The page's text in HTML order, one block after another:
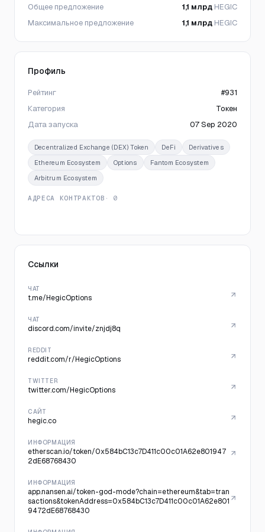
Общее предложение
1,1 млрд HEGIC
Максимальное предложение
1,1 млрд HEGIC
Профиль
Рейтинг
#931
Категория
Токен
Дата запуска
07 Sep 2020
Decentralized Exchange (DEX) Token DeFi
Derivatives
Ethereum Ecosystem
Options
Fantom Ecosystem
Arbitrum Ecosystem
АДРЕСА КОНТРАКТОВ · 0
Ссылки
ЧАТ
t.me/HegicOptions
ЧАТ
discord.com/invite/znjdj8q
REDDIT
reddit.com/r/HegicOptions
TWITTER
twitter.com/HegicOptions
САЙТ
hegic.co
ИНФОРМАЦИЯ
etherscan.io/token/0x584bC13c7D411c00c01A62e801947
2dE68768430
ИНФОРМАЦИЯ
app.nansen.ai/token-god-mode?chain=ethereum&tab=tran
sactions&tokenAddress=0x584bC13c7D411c00c01A62e801
9472dE68768430